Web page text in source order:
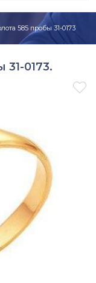
585 пробы 31-0173
31-0173.
